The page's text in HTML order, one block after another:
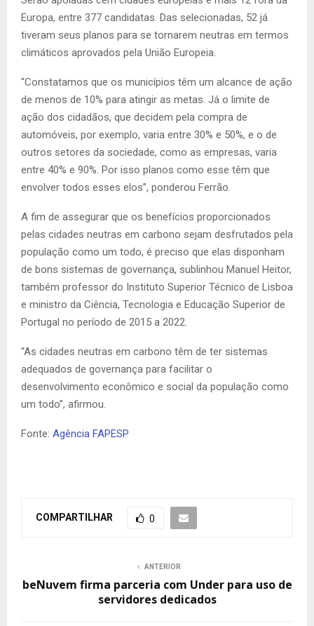
Europa, entre 377 candidatas. Das selecionadas, 52 já
tiveram seus planos para se tornarem neutras em termos
climáticos aprovados pela União Europeia.
“Constatamos que os municípios têm um alcance de ação
de menos de 10% para atingir as metas. Já o limite de
ação dos cidadãos, que decidem pela compra de
automóveis, por exemplo, varia entre 30% e 50%, e o de
outros setores da sociedade, como as empresas, varia
entre 40% e 90%. Por isso planos como esse têm que
envolver todos esses elos”, ponderou Ferrão.
A fim de assegurar que os benefícios proporcionados
pelas cidades neutras em carbono sejam desfrutados pela
população como um todo, é preciso que elas disponham
de bons sistemas de governança, sublinhou Manuel Heitor,
também professor do Instituto Superior Técnico de Lisboa
e ministro da Ciência, Tecnologia e Educação Superior de
Portugal no período de 2015 a 2022.
“As cidades neutras em carbono têm de ter sistemas
adequados de governança para facilitar o
desenvolvimento econômico e social da população como
um todo”, afirmou.
Fonte: Agência FAPESP
COMPARTILHAR 0
ANTERIOR
beNuvem firma parceria com Under para uso de
servidores dedicados